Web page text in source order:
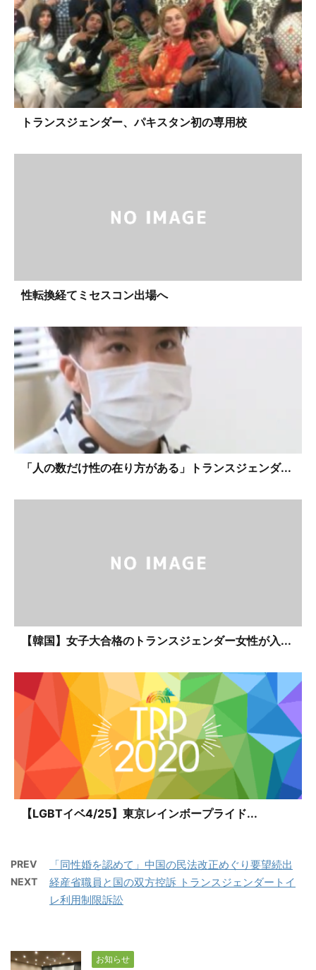
トランスジェンダー、パキスタン初の専用校
性転換経てミセスコン出場へ
「人の数だけ性の在り方がある」トランスジェンダ...
【韓国】女子大合格のトランスジェンダー女性が入...
【LGBTイベ4/25】東京レインボープライド...
PREV 「同性婚を認めて」中国の民法改正めぐり要望続出
NEXT
経産省職員と国の双方控訴 トランスジェンダートイ
レ利用制限訴訟
お知らせ